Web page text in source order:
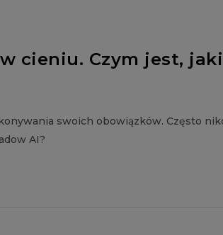
cieniu. Czym jest,
swoich obowiązków. Często
AI?